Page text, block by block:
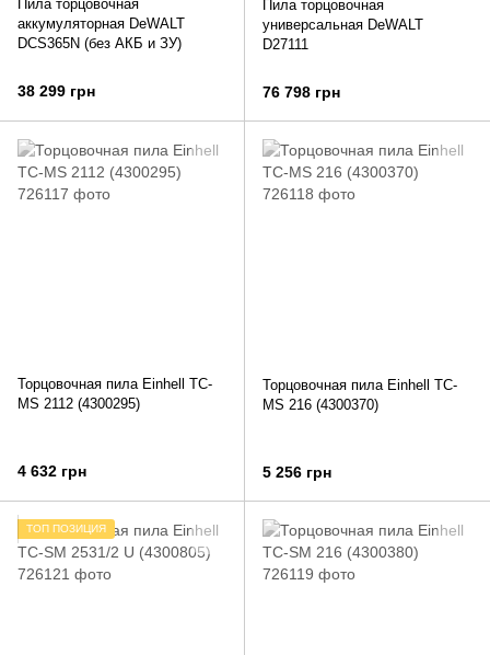
Пила торцовочная
аккумуляторная DeWALT
DCS365N (без АКБ и ЗУ)
38 299 грн
Пила торцовочная
универсальная DeWALT
D27111
76 798 грн
Торцовочная пила Einhell TC-
MS 2112 (4300295)
4 632 грн
Торцовочная пила Einhell TC-
MS 216 (4300370)
5 256 грн
ТОП ПОЗИЦИЯ